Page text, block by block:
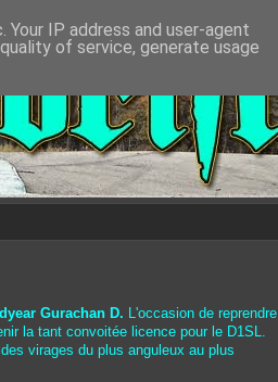
Gurachan D. L'occasion de reprendre
la tant convoitée licence pour le D1SL.
virages du plus anguleux au plus
IP address and user-agent
of service, generate usage